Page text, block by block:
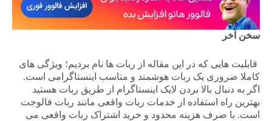
سخن آخر
قابلیت هایی که در این مقاله از ربات ها نام بردیم؛ ویژگی های
کاملا ضروری یک ربات هوشمند و مناسب اینستاگرامی است.
اگر به دنبال بالا بردن لایک اینستاگرام از طریق ربات هستید
بهترین راه استفاده از خدمات ربات واقعی مانند ربات فالوجت
است. با صرف هزینه محدود و خرید اشتراک ربات واقعی می